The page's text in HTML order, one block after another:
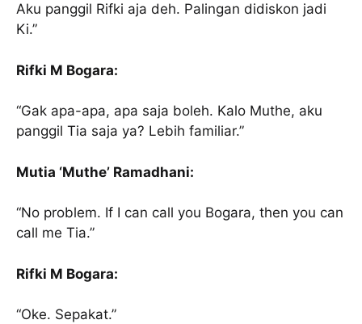
Aku panggil Rifki aja deh. Palingan didiskon jadi
Ki.”
Rifki M Bogara:
“Gak apa-apa, apa saja boleh. Kalo Muthe, aku
panggil Tia saja ya? Lebih familiar.”
Mutia ‘Muthe’ Ramadhani:
“No problem. If I can call you Bogara, then you can
call me Tia.”
Rifki M Bogara:
“Oke. Sepakat.”